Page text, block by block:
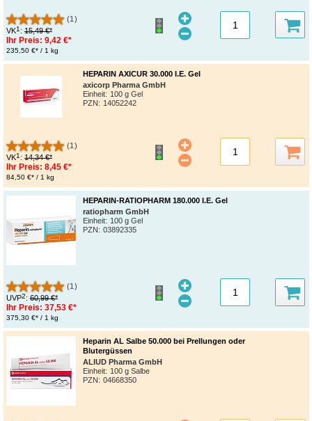
(1)
VK1 : 15,49 €*
Ihr Preis: 9,42 €*
235,50 €* / 1 kg
HEPARIN AXICUR 30.000 I.E. Gel
axicorp Pharma GmbH
Einheit: 100 g Gel
PZN: 14052242
(1)
VK1 : 14,34 €*
Ihr Preis: 8,45 €*
84,50 €* / 1 kg
HEPARIN-RATIOPHARM 180.000 I.E. Gel
ratiopharm GmbH
Einheit: 100 g Gel
PZN: 03892335
(1)
UVP2: 60,99 €*
Ihr Preis: 37,53 €*
375,30 €* / 1 kg
Heparin AL Salbe 50.000 bei Prellungen oder
Blutergüssen
ALIUD Pharma GmbH
Einheit: 100 g Salbe
PZN: 04668350